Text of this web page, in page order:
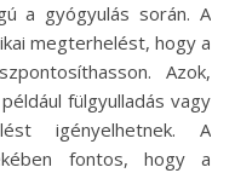
a gyógyulás során. A
megterhelést, hogy a
Azok,
fülgyulladás vagy
igényelhetnek. A
fontos, hogy a